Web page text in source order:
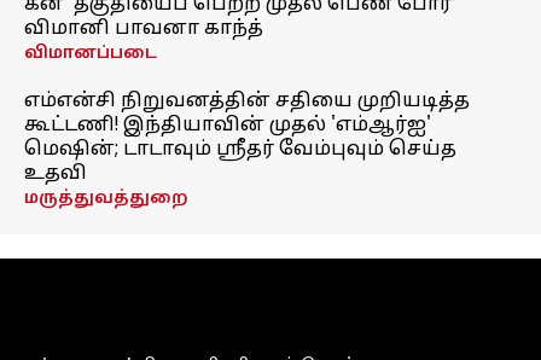
கன்' தகுதியைப் பெற்ற முதல் பெண் போர்
விமானி பாவனா காந்த்
விமானப்படை
எம்என்சி நிறுவனத்தின் சதியை முறியடித்த
கூட்டணி! இந்தியாவின் முதல் 'எம்ஆர்ஐ'
மெஷின்; டாடாவும் ஸ்ரீதர் வேம்புவும் செய்த
உதவி
மருத்துவத்துறை